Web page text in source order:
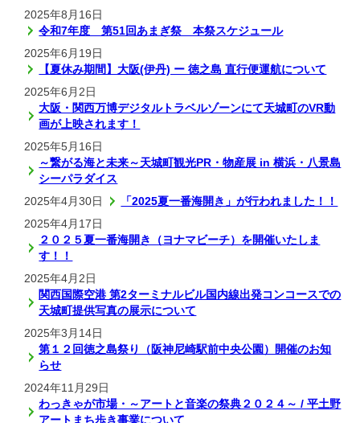
2025年8月16日
令和7年度 第51回あまぎ祭 本祭スケジュール
2025年6月19日
【夏休み期間】大阪(伊丹) ー 徳之島 直行便運航について
2025年6月2日
大阪・関西万博デジタルトラベルゾーンにて天城町のVR動
画が上映されます！
2025年5月16日
～繋がる海と未来～天城町観光PR・物産展 in 横浜・八景島
シーパラダイス
2025年4月30日
「2025夏一番海開き」が行われました！！
2025年4月17日
２０２５夏一番海開き（ヨナマビーチ）を開催いたしま
す！！
2025年4月2日
関西国際空港 第2ターミナルビル国内線出発コンコースでの
天城町提供写真の展示について
2025年3月14日
第１２回徳之島祭り（阪神尼崎駅前中央公園）開催のお知
らせ
2024年11月29日
わっきゃが市場・～アートと音楽の祭典２０２４～ / 平土野
アートまち歩き事業について